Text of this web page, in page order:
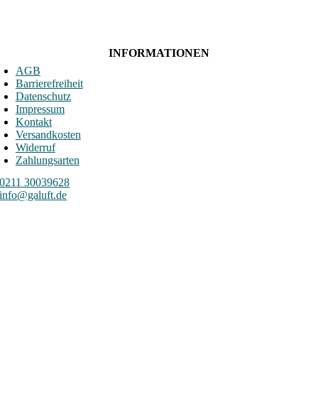
INFORMATIONEN
AGB
Barrierefreiheit
Datenschutz
Impressum
Kontakt
Versandkosten
Widerruf
Zahlungsarten
0211 30039628
info@galuft.de